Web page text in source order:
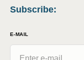
Subscribe:
E-MAIL